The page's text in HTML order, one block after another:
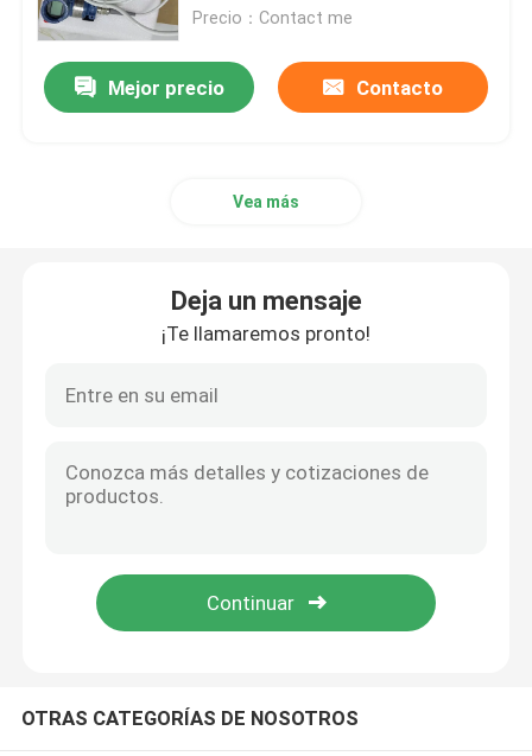
Módulo de fuente de alimentación redundante
Digitaces yo módulo de O
Inversor variable de la frecuencia
Pantalla táctil de HMI
Regulador programable de la lógica del PLC
Precio：Contact me
Mejor precio Contacto
Vea más
Deja un mensaje
¡Te llamaremos pronto!
OTRAS CATEGORÍAS DE NOSOTROS